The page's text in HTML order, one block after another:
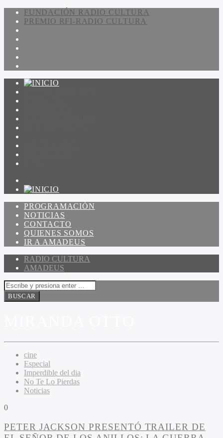
FUNDACIÓN RADIO CULTURA
PREMIO RFI-RADIO CULTURA
PROGRAMACIÓN
NOTICIAS
CONTACTO
QUIENES SOMOS
IR A AMADEUS
RADIO CULTURA
AMADEUS
cine
Especial
Imperdible del dia
No Te Lo Pierdas
Noticias
0
PETER JACKSON PRESENTÓ TRAILER DE